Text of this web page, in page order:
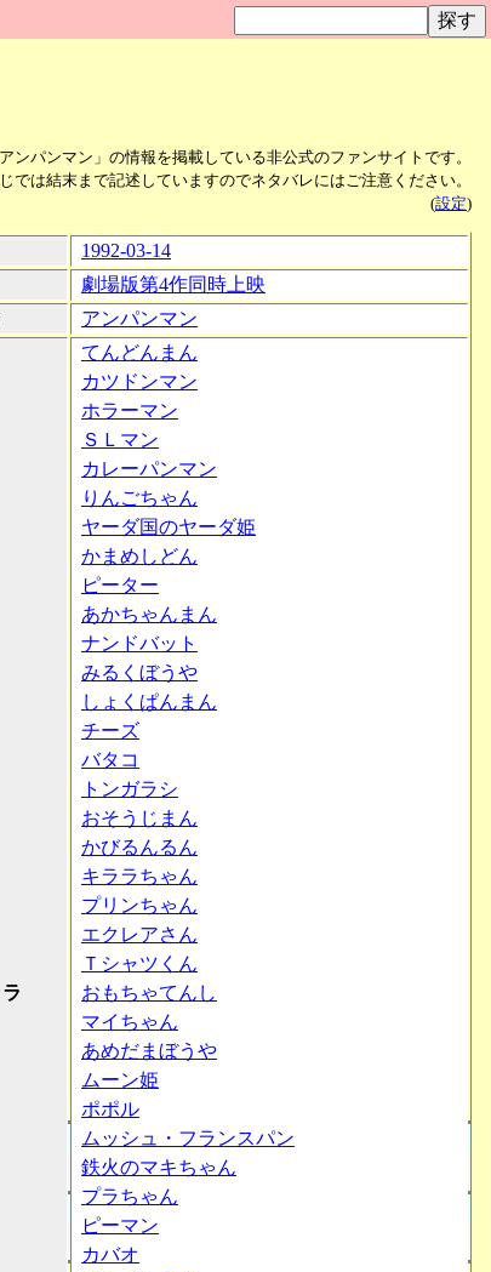
ンパンマン」の情報を掲載している非公式のファンサイトです。
では結末まで記述していますのでネタバレにはご注意ください。
(設定)
1992-03-14
劇場版第4作同時上映
アンパンマン
てんどんまん
カツドンマン
ホラーマン
ＳＬマン
カレーパンマン
りんごちゃん
ヤーダ国のヤーダ姫
かまめしどん
ピーター
あかちゃんまん
ナンドバット
みるくぼうや
しょくぱんまん
チーズ
バタコ
トンガラシ
おそうじまん
かびるんるん
キララちゃん
プリンちゃん
エクレアさん
Ｔシャツくん
おもちゃてんし
マイちゃん
あめだまぼうや
ムーン姫
ポポル
ムッシュ・フランスパン
鉄火のマキちゃん
プラちゃん
ピーマン
カバオ